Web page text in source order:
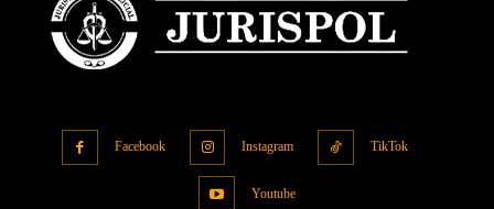
Facebook Instagram TikTok
Youtube